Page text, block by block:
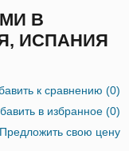
В
ИСПАНИЯ
к сравнению (0)
в избранное(0)
Предложить свою цену